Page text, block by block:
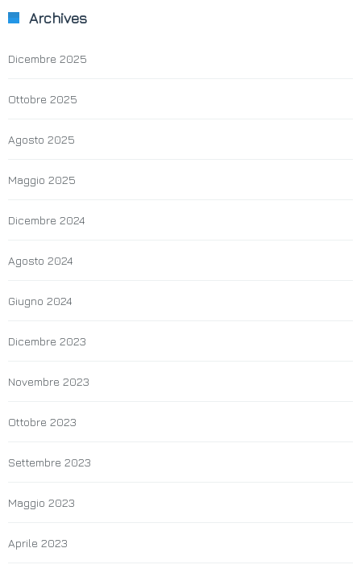
Archives
Dicembre 2025
Ottobre 2025
Agosto 2025
Maggio 2025
Dicembre 2024
Agosto 2024
Giugno 2024
Dicembre 2023
Novembre 2023
Ottobre 2023
Settembre 2023
Maggio 2023
Aprile 2023